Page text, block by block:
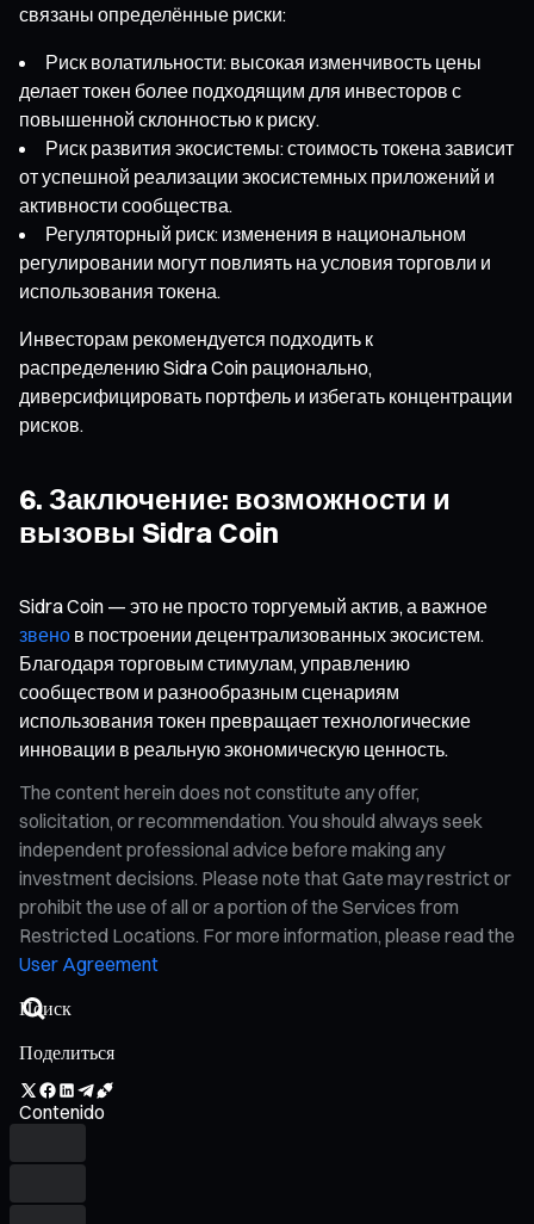
связаны определённые риски:
Риск волатильности: высокая изменчивость цены
делает токен более подходящим для инвесторов с
повышенной склонностью к риску.
Риск развития экосистемы: стоимость токена зависит
от успешной реализации экосистемных приложений и
активности сообщества.
Регуляторный риск: изменения в национальном
регулировании могут повлиять на условия торговли и
использования токена.
Инвесторам рекомендуется подходить к
распределению Sidra Coin рационально,
диверсифицировать портфель и избегать концентрации
рисков.
6. Заключение: возможности и
вызовы Sidra Coin
Sidra Coin — это не просто торгуемый актив, а важное
звено в построении децентрализованных экосистем.
Благодаря торговым стимулам, управлению
сообществом и разнообразным сценариям
использования токен превращает технологические
инновации в реальную экономическую ценность.
The content herein does not constitute any offer,
solicitation, or recommendation. You should always seek
independent professional advice before making any
investment decisions. Please note that Gate may restrict or
prohibit the use of all or a portion of the Services from
Restricted Locations. For more information, please read the
User Agreement
Поделиться
Contenido